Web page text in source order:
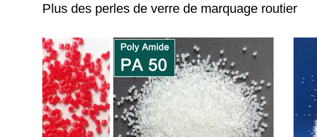
Plus des perles de verre de marquage routier